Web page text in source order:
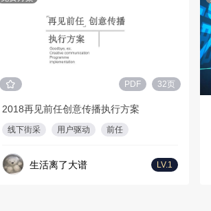
PDF 32页
2018再见前任创意传播执行方案
线下街采 用户驱动 前任
生活离了大谱 LV.1